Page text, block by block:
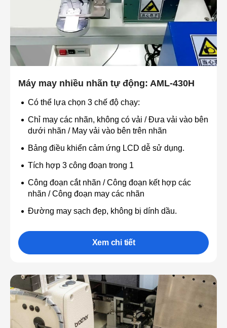
Máy may nhiều nhãn tự động: AML-430H
Có thể lựa chọn 3 chế độ chạy:
Chỉ may các nhãn, không có vải / Đưa vải vào bên
dưới nhãn / May vải vào bên trên nhãn
Bảng điều khiển cảm ứng LCD dễ sử dụng.
Tích hợp 3 công đoạn trong 1
Công đoạn cắt nhãn / Công đoạn kết hợp các
nhãn / Công đoạn may các nhãn
Đường may sạch đẹp, không bị dính dầu.
Xem chi tiết